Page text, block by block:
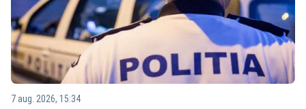
7 aug. 2026, 15:34